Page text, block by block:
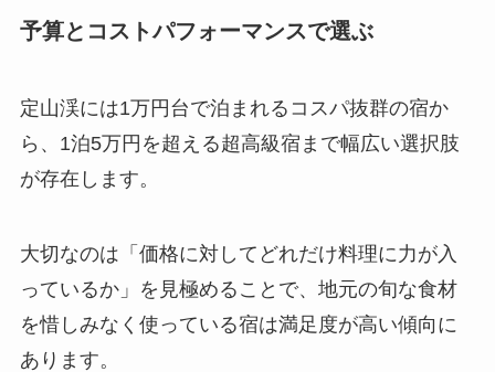
予算とコストパフォーマンスで選ぶ
定山渓には1万円台で泊まれるコスパ抜群の宿か
ら、1泊5万円を超える超高級宿まで幅広い選択肢
が存在します。
大切なのは「価格に対してどれだけ料理に力が入
っているか」を見極めることで、地元の旬な食材
を惜しみなく使っている宿は満足度が高い傾向に
あります。